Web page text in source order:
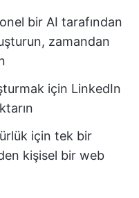
bir AI tarafından
zamandan
için LinkedIn
için tek bir
kişisel bir web